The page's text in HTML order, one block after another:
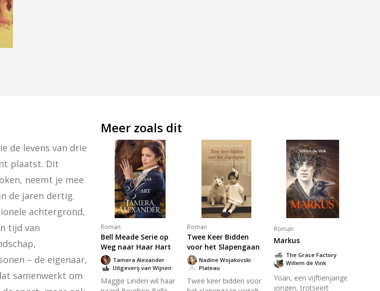
de levens van drie
plaatst. Dit
neemt je mee
de jaren dertig.
achtergrond,
tijd van
– de eigenaar,
samenwerkt om
Meer zoals dit
Roman
Bell Meade Serie op
Weg naar Haar Hart
Uitgeverij van Wijnen
Tamera Alexander
Maggie Linden wil haar
Roman
Twee Keer Bidden
voor het Slapengaan
Plateau
Nadine Wojakovski
Twee keer bidden voor
Roman
Markus
Willem de Vink
The Grace Factory
Yoan, een vijftienjarige
jongen, trotseert